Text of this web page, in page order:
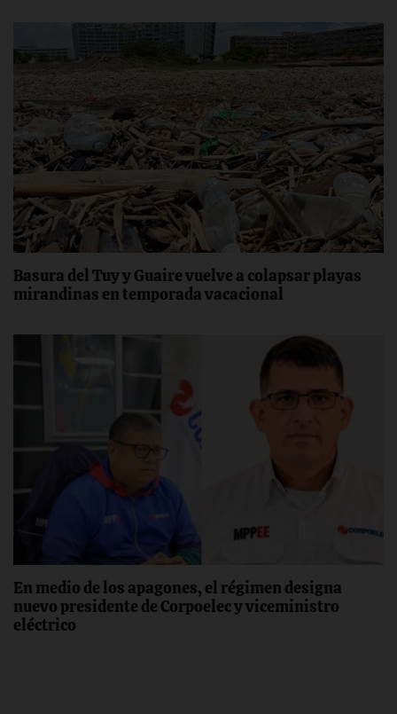
Basura del Tuy y Guaire vuelve a colapsar playas
mirandinas en temporada vacacional
En medio de los apagones, el régimen designa
nuevo presidente de Corpoelec y viceministro
eléctrico